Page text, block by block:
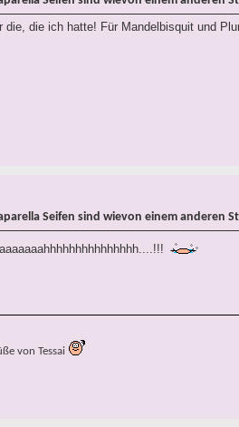
die, die ich hatte! Für Mandelbisquit und
Seifen sind wievon einem anderen
von Tessai